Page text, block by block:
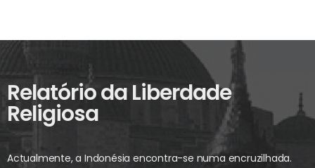
Relatório da Liberdade
Religiosa
Actualmente, a Indonésia encontra-se numa encruzilhada.